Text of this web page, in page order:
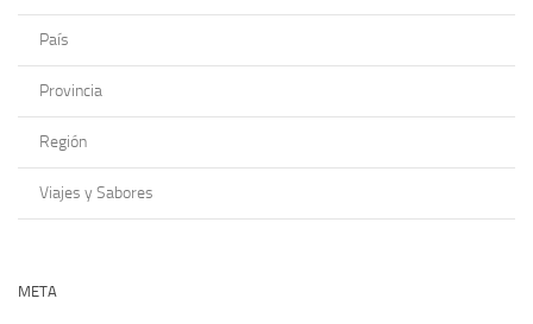
País
Provincia
Región
Viajes y Sabores
META